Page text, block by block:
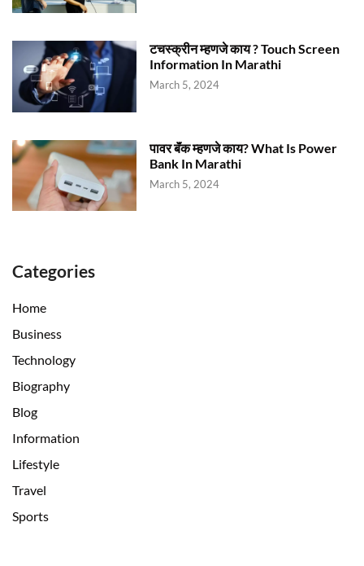
टचस्क्रीन म्हणजे काय ? Touch Screen
Information In Marathi
March 5, 2024
पावर बॅंक म्हणजे काय? What Is Power
Bank In Marathi
March 5, 2024
Categories
Home
Business
Technology
Biography
Blog
Information
Lifestyle
Travel
Sports